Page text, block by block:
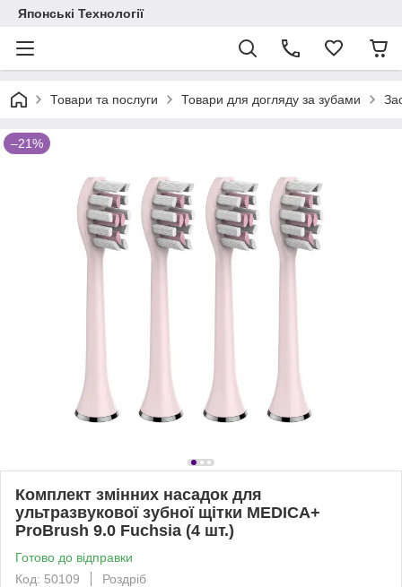
Японські Технології
Товари та послуги Товари для догляду за зубами
–21%
Комплект змінних насадок для
ультразвукової зубної щітки MEDICA+
ProBrush 9.0 Fuchsia (4 шт.)
Готово до відправки
Код: 50109
Роздріб